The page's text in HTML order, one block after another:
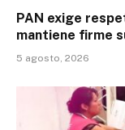
PAN exige
mantiene firme
5 agosto, 2026